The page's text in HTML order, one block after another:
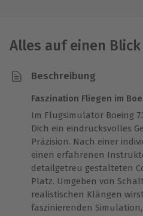
Alles auf einen Blick
Beschreibung
Faszination Fliegen im
Im Flugsimulator Boeing
Dich ein eindrucksvolles
Präzision. Nach einer
einen erfahrenen
detailgetreu gestalteten
Platz. Umgeben von
realistischen Klängen
faszinierenden